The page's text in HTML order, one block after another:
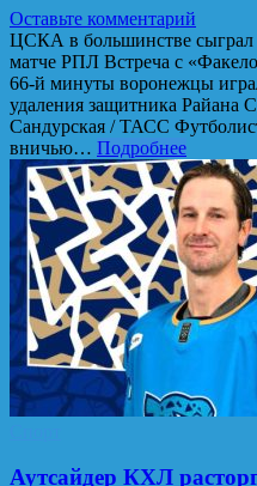
Оставьте комментарий
ЦСКА в большинстве
матче РПЛ Встреча с
66-й минуты воронежцы
удаления защитника Райана
Сандурская / ТАСС
вничью… Подробнее
Аутсайдер КХЛ